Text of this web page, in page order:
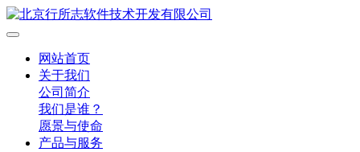
网站首页
关于我们
公司简介
我们是谁？
愿景与使命
产品与服务